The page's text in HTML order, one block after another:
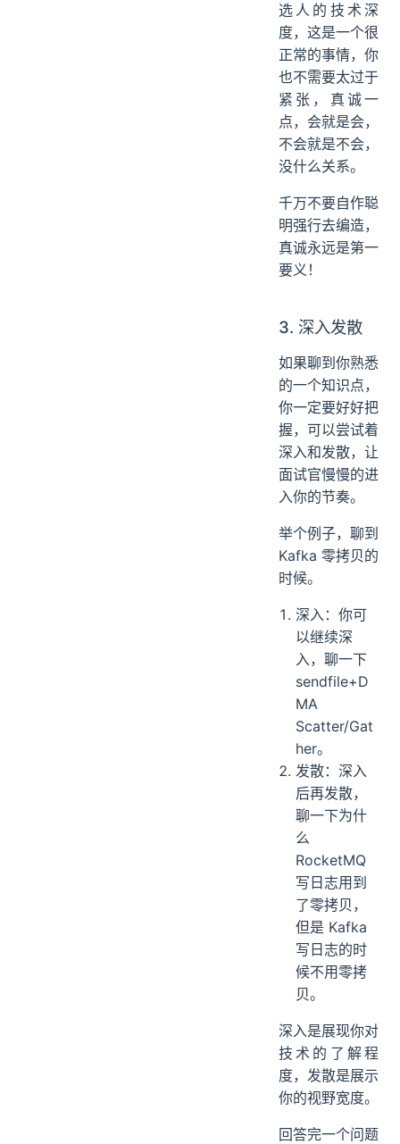
选人的技术深
度，这是一个很
正常的事情，你
也不需要太过于
紧张，真诚一
点，会就是会，
不会就是不会，
没什么关系。
千万不要自作聪
明强行去编造，
真诚永远是第一
要义！
3. 深入发散
如果聊到你熟悉
的一个知识点，
你一定要好好把
握，可以尝试着
深入和发散，让
面试官慢慢的进
入你的节奏。
举个例子，聊到
Kafka 零拷贝的
时候。
深入：你可
以继续深
入，聊一下
sendfile+D
MA
Scatter/Gat
her。
发散：深入
后再发散，
聊一下为什
么
RocketMQ
写日志用到
了零拷贝，
但是 Kafka
写日志的时
候不用零拷
贝。
深入是展现你对
技术的了解程
度，发散是展示
你的视野宽度。
回答完一个问题